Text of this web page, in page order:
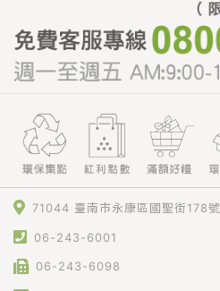
71044 臺南市永康區國聖街178號
06-243-6001
06-243-6098